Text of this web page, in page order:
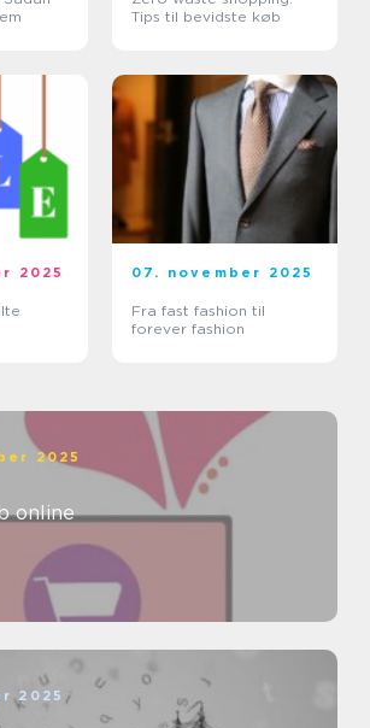
Tips til bevidste køb
2025 07. november 2025
Fra fast fashion til
forever fashion
2025
online
2025